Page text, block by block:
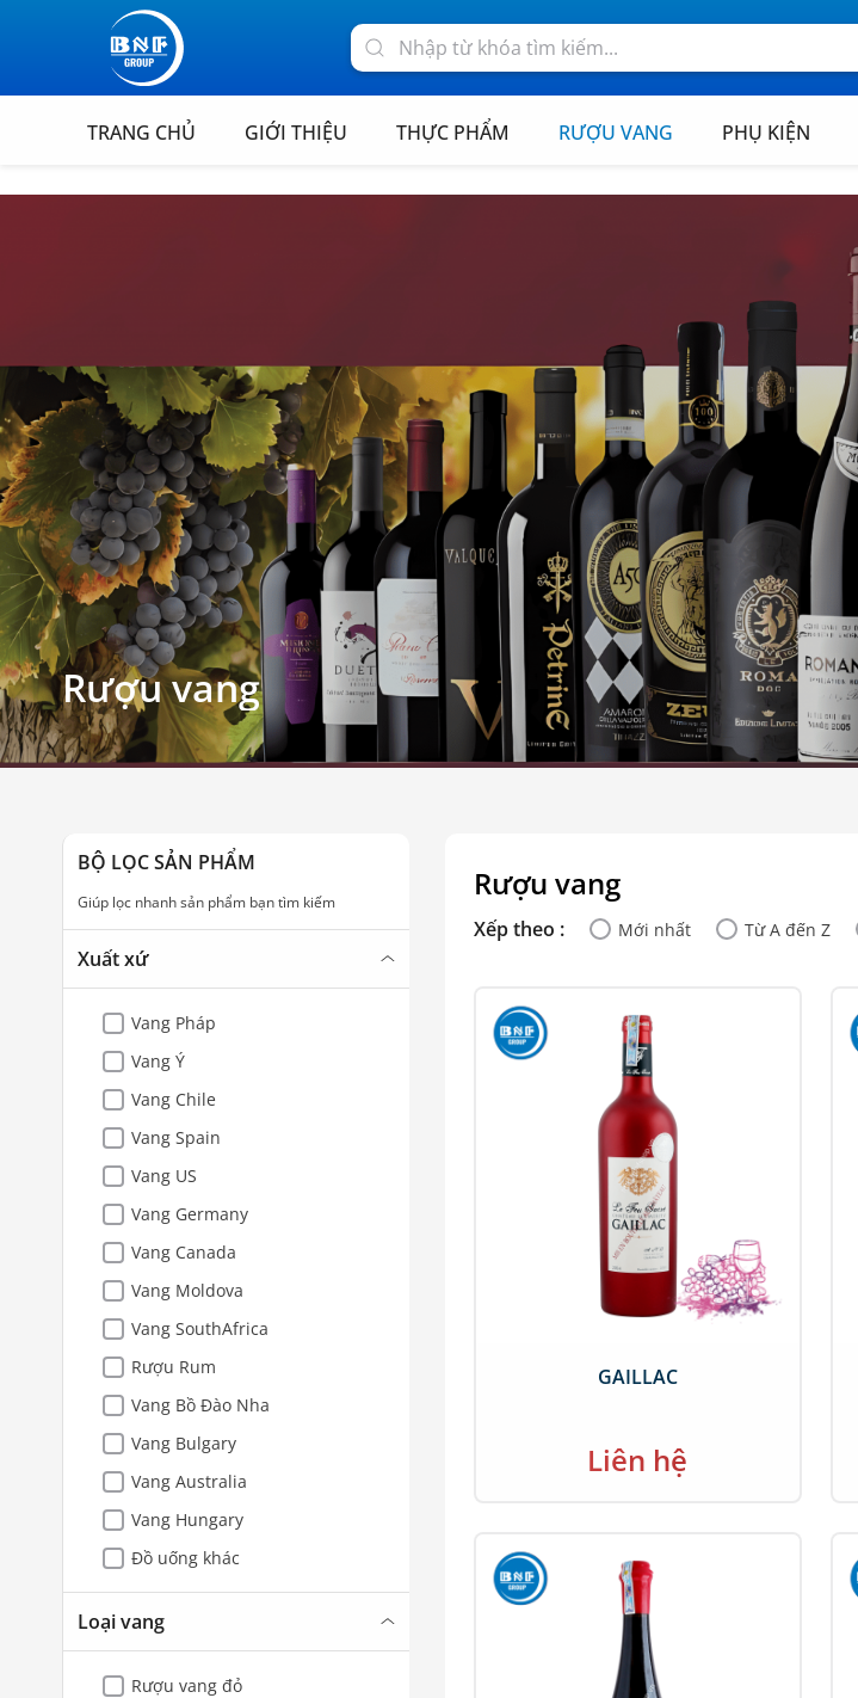
TRANG CHỦ GIỚI THIỆU THỰC PHẨM RƯỢU VANG PHỤ KIỆN
Rượu vang
BỘ LỌC SẢN PHẨM
Giúp lọc nhanh sản phẩm bạn tìm kiếm
Xuất xứ
Vang Pháp
Vang Ý
Vang Chile
Vang Spain
Vang US
Vang Germany
Vang Canada
Vang Moldova
Vang SouthAfrica
Rượu Rum
Vang Bồ Đào Nha
Vang Bulgary
Vang Australia
Vang Hungary
Đồ uống khác
Loại vang
Rượu vang đỏ
Rượu vang
Xếp theo : Mới nhất Từ A đến Z
GAILLAC
Liên hệ